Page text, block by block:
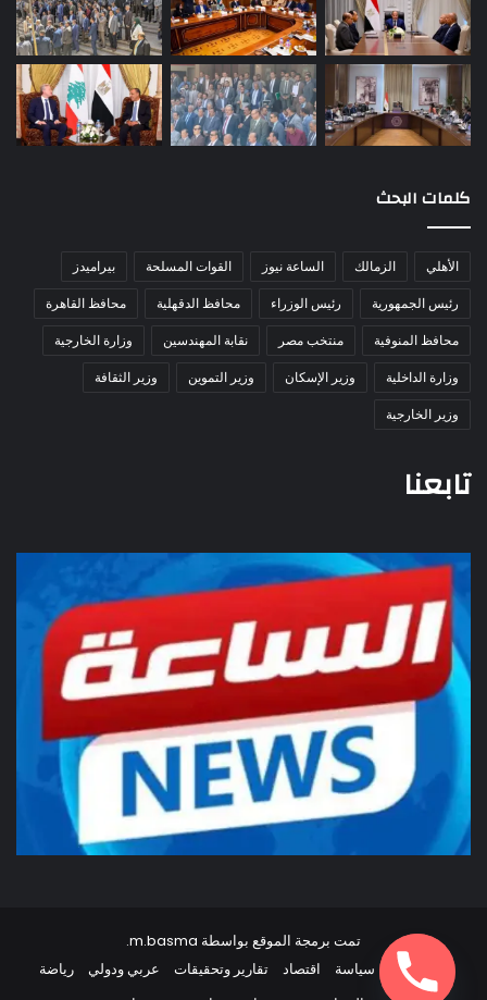
كلمات البحث
الأهلي الزمالك الساعة نيوز القوات المسلحة
بيراميدز
رئيس الجمهورية
رئيس الوزراء محافظ الدقهلية
محافظ القاهرة
محافظ المنوفية
منتخب مصر نقابة المهندسين
وزارة الخارجية
وزارة الداخلية
وزير الإسكان وزير التموين
وزير الثقافة
وزير الخارجية
تابعنا
تمت برمجة الموقع بواسطة m.basma
.
أخبار مصر
سياسة اقتصاد تقارير وتحقيقات عربي ودولي
رياضة